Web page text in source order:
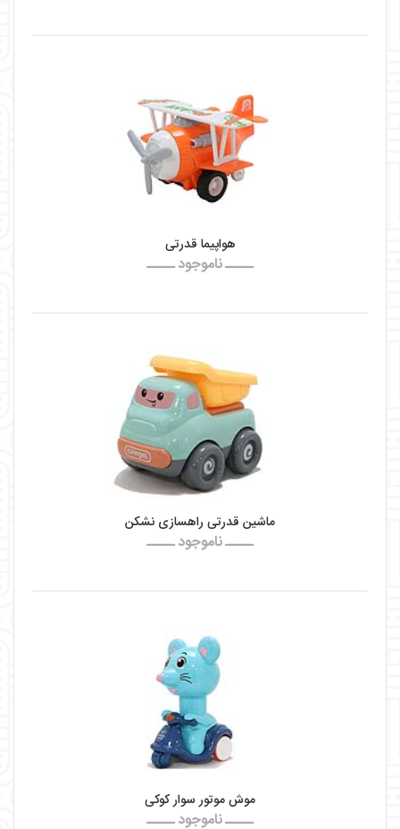
هواپیما قدرتی
ـــــ ناموجود ـــــ
ماشین قدرتی راهسازی نشکن
ـــــ ناموجود ـــــ
موش موتور سوار کوکی
ـــــ ناموجود ـــــ